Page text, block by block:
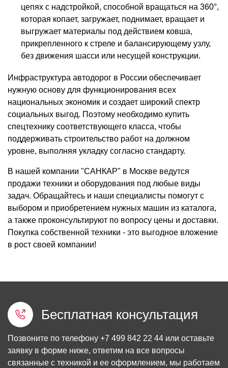
цепях с надстройкой, способной вращаться на 360°,
которая копает, загружает, поднимает, вращает и
выгружает материалы под действием ковша,
прикрепленного к стреле и балансирующему узлу,
без движения шасси или несущей конструкции.
Инфраструктура автодорог в России обеспечивает
нужную основу для функционирования всех
национальных экономик и создает широкий спектр
социальных выгод. Поэтому необходимо купить
спецтехнику соответствующего класса, чтобы
поддерживать строительство работ на должном
уровне, выполняя укладку согласно стандарту.
В нашей компании "САНКАР" в Москве ведутся
продажи техники и оборудования под любые виды
задач. Обращайтесь и наши специалисты помогут с
выбором и приобретением нужных машин из каталога,
а также проконсультируют по вопросу цены и доставки.
Покупка собственной техники - это выгодное вложение
в рост своей компании!
Бесплатная консультация
Позвоните по телефону +7 499 842 22 44 или оставьте
заявку в форме ниже, ответим на все вопросы
связанные с техникой и ее оформлением, мы работаем